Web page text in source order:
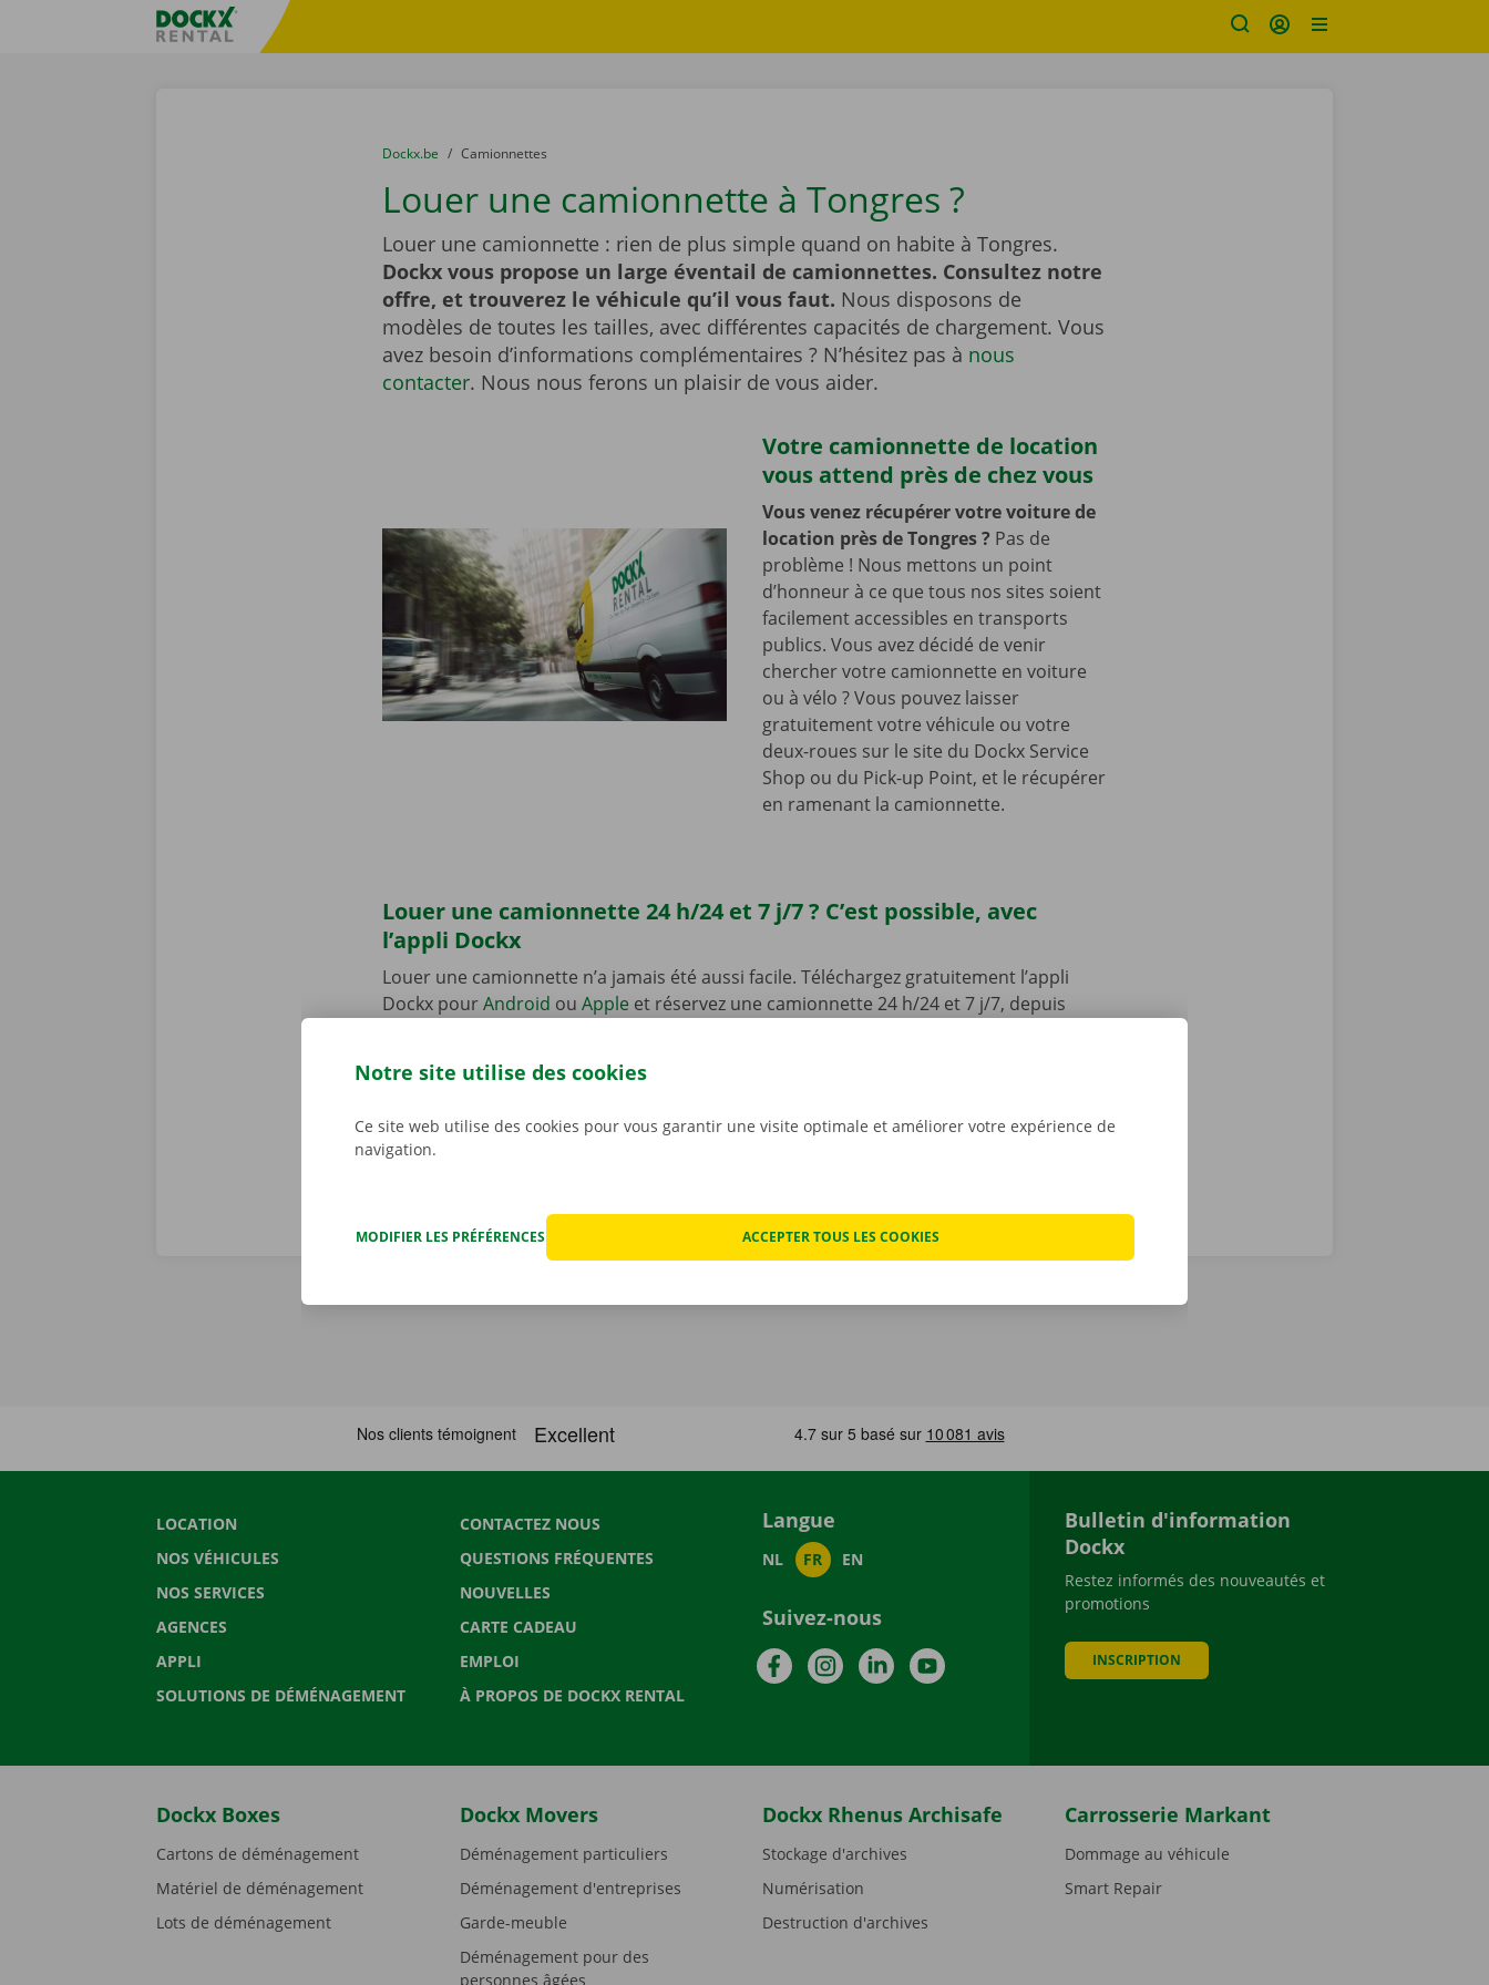
sitename
You are here:
du
Dockx.be to
Camionnettes
Louer une camionnette à Tongres ?
Louer une camionnette : rien de plus simple quand on habite à Tongres.
Dockx vous propose un large éventail de camionnettes. Consultez notre
offre, et trouverez le véhicule qu’il vous faut. Nous disposons de
modèles de toutes les tailles, avec différentes capacités de chargement. Vous
avez besoin d’informations complémentaires ? N’hésitez pas à nous
contacter. Nous nous ferons un plaisir de vous aider.
Votre camionnette de location
vous attend près de chez vous
Vous venez récupérer votre voiture de
location près de Tongres? Pas de
problème ! Nous mettons un point
d’honneur à ce que tous nos sites soient
facilement accessibles en transports
publics. Vous avez décidé de venir
chercher votre camionnette en voiture
ou à vélo ? Vous pouvez laisser
gratuitement votre véhicule ou votre
deux-roues sur le site du Dockx Service
Shop ou du Pick-up Point, et le récupérer
en ramenant la camionnette.
Louer une camionnette 24 h/24 et 7 j/7 ? C’est possible, avec
l’appli Dockx
Louer une camionnette n’a jamais été aussi facile. Téléchargez gratuitement l’appli
Dockx pourAndroid ou Appleet réservez une camionnette 24 h/24 et 7 j/7, depuis
le Pick-up Point ou Dockx Service Shop de votre choix.
LOCATION
NOS VÉHICULES
NOS SERVICES
AGENCES
APPLI
SOLUTIONS DE DÉMÉNAGEMENT
CONTACTEZ NOUS
QUESTIONS FRÉQUENTES
NOUVELLES
CARTE CADEAU
EMPLOI
À PROPOS DE DOCKX RENTAL
Langue
NL FR EN
Suivez-nous
FacebookInstagramLinkedInYouTube
Bulletin d'information
Dockx
Restez informés des nouveautés et
promotions
INSCRIPTION
Dockx Boxes
Cartons de déménagement
Matériel de déménagement
Lots de déménagement
Dockx Movers
Déménagement particuliers
Déménagement d'entreprises
Garde-meuble
Déménagement pour des
personnes âgées
Dockx Rhenus Archisafe
Stockage d'archives
Numérisation
Destruction d'archives
Carrosserie Markant
Dommage au véhicule
Smart Repair
Notre site utilise des cookies
Ce site web utilise des cookies pour vous garantir une visite optimale et améliorer votre expérience de
navigation.
MODIFIER LES PRÉFÉRENCES ACCEPTER TOUS LES COOKIES